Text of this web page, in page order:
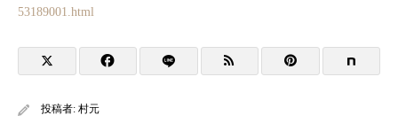
53189001.html
投稿者: 村元